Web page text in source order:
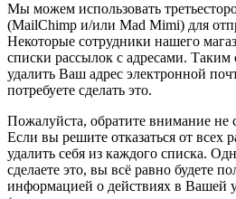
Мы можем использовать
(MailChimp и/или Mad Mimi) для
Некоторые сотрудники нашего
списки рассылок с адресами. Таким
удалить Ваш адрес электронной
потребуете сделать это.
Пожалуйста, обратите внимание не
Если вы решите отказаться от всех
удалить себя из каждого списка.
сделаете это, вы всё равно будете
информацией о действиях в Вашей